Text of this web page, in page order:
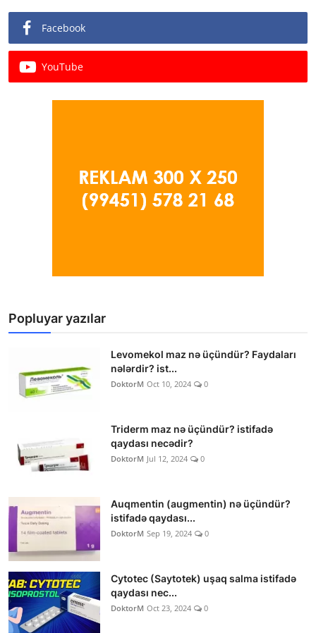
Facebook
YouTube
Popluyar yazılar
Levomekol maz nə üçündür? Faydaları
nələrdir? ist...
DoktorM Oct 10, 2024 0
Triderm maz nə üçündür? istifadə
qaydası necədir?
DoktorM Jul 12, 2024 0
Auqmentin (augmentin) nə üçündür?
istifadə qaydası...
DoktorM Sep 19, 2024 0
Cytotec (Saytotek) uşaq salma istifadə
qaydası nec...
DoktorM Oct 23, 2024 0